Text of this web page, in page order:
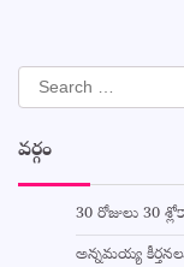
Search
for:
వర్గం
30 రోజులు 30
అన్నమయ్య